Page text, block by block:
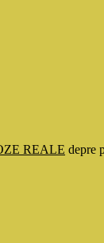
REALE depre